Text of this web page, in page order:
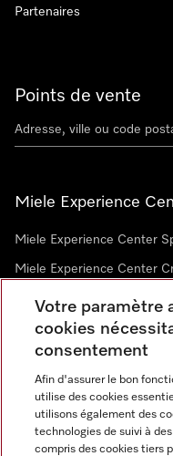
Points de vente
Miele Experience
Miele Experience Center
Miele Experience Center
Newsletter
Partenaires
Votre paramètre
cookies
consentement
Afin d'assurer le bon
utilise des cookies
utilisons également des
technologies de suivi à
compris des cookies tiers